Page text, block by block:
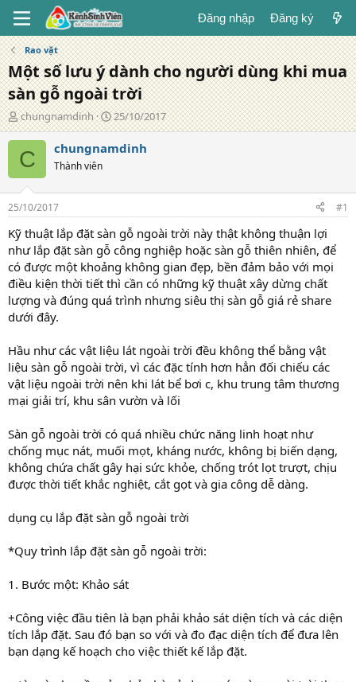
Đăng nhập Đăng ký
Rao vặt
Một số lưu ý dành cho người dùng khi mua
sàn gỗ ngoài trời
T
á
c
g
ả
chungnamdinh
N
g
à
g
25/10/2017
C chungnamdinh
Thành viên
25/10/2017 #1
Kỹ thuật lắp đặt sàn gỗ ngoài trời này thật không thuận lợi
như lắp đặt sàn gỗ công nghiệp hoặc sàn gỗ thiên nhiên, để
có được một khoảng không gian đẹp, bền đảm bảo với mọi
điều kiện thời tiết thì cần có những kỹ thuật xây dừng chất
lượng và đúng quá trình nhưng siêu thị sàn gỗ giá rẻ share
dưới đây.
Hầu như các vật liệu lát ngoài trời đều không thể bằng vật
liệu sàn gỗ ngoài trời, vì các đặc tính hơn hẳn đối chiếu các
vật liệu ngoài trời nên khi lát bể bơi c, khu trung tâm thương
mại giải trí, khu sân vườn và lối
Sàn gỗ ngoài trời có quá nhiều chức năng linh hoạt như
chống mục nát, muối mọt, kháng nước, không bị biến dạng,
không chứa chất gây hại sức khỏe, chống trót lọt trượt, chịu
được thời tiết khắc nghiệt, cắt gọt và gia công dễ dàng.
dụng cụ lắp đặt sàn gỗ ngoài trời
*Quy trình lắp đặt sàn gỗ ngoài trời:
1. Bước một: Khảo sát
+Công việc đầu tiên là bạn phải khảo sát diện tích và các diện
tích lắp đặt. Sau đó bạn so với và đo đạc diện tích để đưa lên
bạn dạng kế hoạch cho việc thiết kế lắp đặt.